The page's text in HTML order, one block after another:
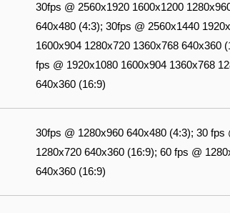
30fps @ 2560x1920 1600x1200
640x480 (4:3); 30fps @ 2560x1440
1600x904 1280x720 1360x768 640x360
fps @ 1920x1080 1600x904 1360x768
640x360 (16:9)
30fps @ 1280x960 640x480 (4:3); 30 fps
1280x720 640x360 (16:9); 60 fps @
640x360 (16:9)